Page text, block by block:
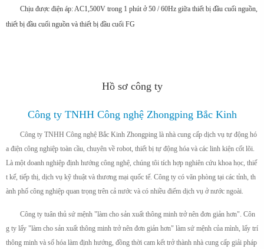
Chịu được điện áp: AC1,500V trong 1 phút ở 50 / 60Hz giữa thiết bị đầu cuối nguồn,
thiết bị đầu cuối nguồn và thiết bị đầu cuối FG
Hồ sơ công ty
Công ty TNHH Công nghệ Zhongping Bắc Kinh
Công ty TNHH Công nghệ Bắc Kinh Zhongping là nhà cung cấp dịch vụ tự động hó
a điện công nghiệp toàn cầu, chuyên về robot, thiết bị tự động hóa và các linh kiện cốt lõi.
Là một doanh nghiệp định hướng công nghệ, chúng tôi tích hợp nghiên cứu khoa học, thiế
t kế, tiếp thị, dịch vụ kỹ thuật và thương mại quốc tế. Công ty có văn phòng tại các tỉnh, th
ành phố công nghiệp quan trọng trên cả nước và có nhiều điểm dịch vụ ở nước ngoài.
Công ty tuân thủ sứ mệnh "làm cho sản xuất thông minh trở nên đơn giản hơn". Côn
g ty lấy "làm cho sản xuất thông minh trở nên đơn giản hơn" làm sứ mệnh của mình, lấy trí
thông minh và số hóa làm định hướng, đồng thời cam kết trở thành nhà cung cấp giải pháp